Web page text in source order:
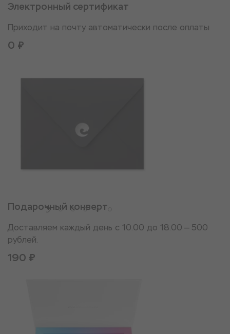
Электронный сертификат
Приходит на почту автоматически после оплаты
0 ₽
Подарочный конверт
Доставляем каждый день с 10.00 до 18.00 — 500
рублей.
190 ₽